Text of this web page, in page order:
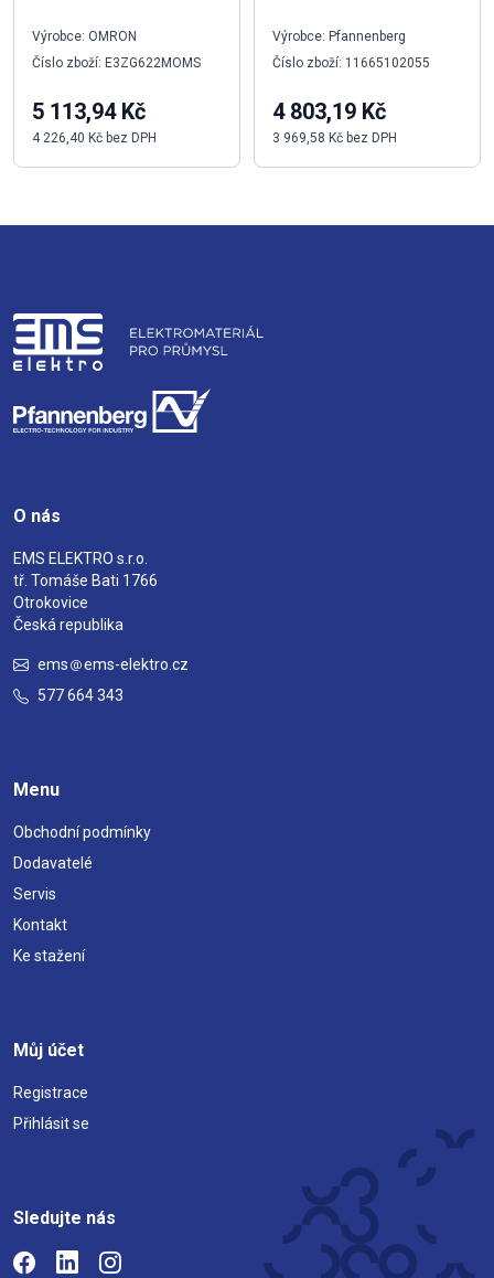
Výrobce: OMRON
Číslo zboží: E3ZG622MOMS
5 113,94 Kč
4 226,40 Kč bez DPH
Výrobce: Pfannenberg
Číslo zboží: 11665102055
4 803,19 Kč
3 969,58 Kč bez DPH
O nás
EMS ELEKTRO s.r.o.
tř. Tomáše Bati 1766
Otrokovice
Česká republika
ems
ems-elektro.cz
577 664 343
Menu
Obchodní podmínky
Dodavatelé
Servis
Kontakt
Ke stažení
Můj účet
Registrace
Přihlásit se
Sledujte nás